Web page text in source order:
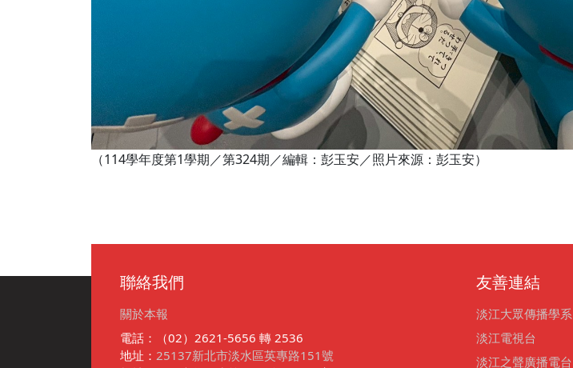
（114學年度第1學期／第324期／編輯：彭玉安／照片來源：彭玉安）
聯絡我們
關於本報
電話：（02）2621-5656 轉 2536
地址： 25137新北市淡水區英專路151號
友善連結
淡江大眾傳播學系
淡江電視台
淡江之聲廣播電台